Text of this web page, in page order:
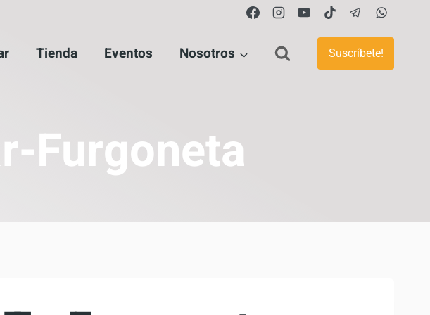
Tienda Eventos Nosotros Suscríbete!
Furgoneta